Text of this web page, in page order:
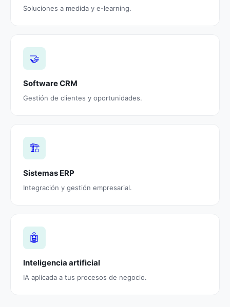
Soluciones a medida y e-learning.
🤝
Software CRM
Gestión de clientes y oportunidades.
🏗️
Sistemas ERP
Integración y gestión empresarial.
🤖
Inteligencia artificial
IA aplicada a tus procesos de negocio.